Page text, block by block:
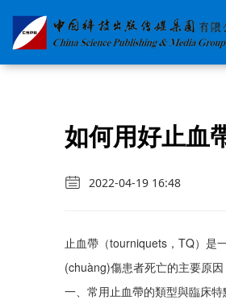
如何用好止血
2022-04-19 16:48
止血帶（tourniquets，TQ）是一
(chuàng)傷患者死亡的主要原
一、常用止血帶的類型與臨床